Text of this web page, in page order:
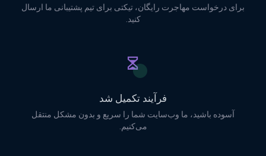
برای درخواست مهاجرت رایگان، تیکتی برای تیم پشتیبانی ما ارسال
کنید.
فرآیند تکمیل شد
آسوده باشید، ما وب‌سایت شما را سریع و بدون مشکل منتقل
می‌کنیم.